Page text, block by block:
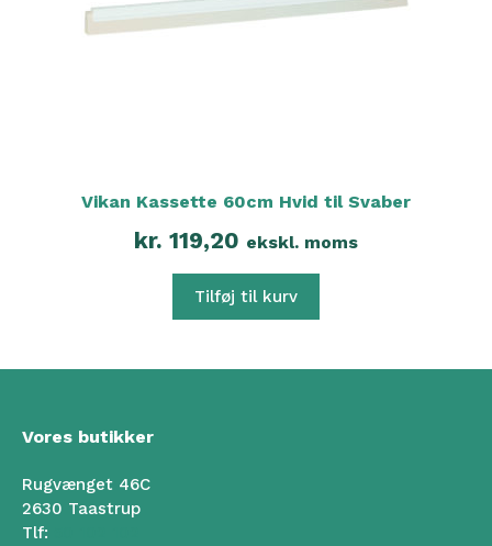
Vikan Kassette 60cm Hvid til Svaber
kr. 119,20 ekskl. moms
Tilføj til kurv
Vores butikker
Rugvænget 46C
2630 Taastrup
Tlf: